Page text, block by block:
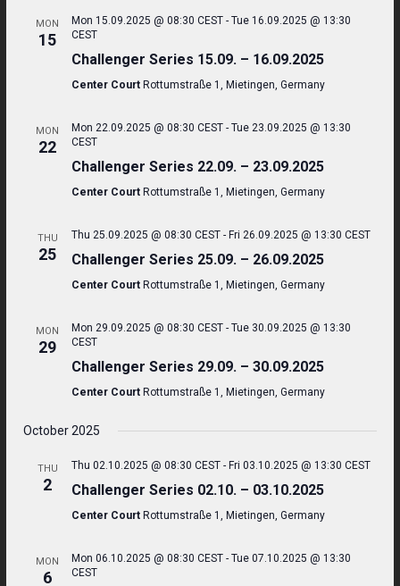
MON
15
Mon 15.09.2025 @ 08:30 CEST -Tue 16.09.2025 @ 13:30
CEST
Challenger Series 15.09. – 16.09.2025
Center Court Rottumstraße 1, Mietingen, Germany
MON
22
Mon 22.09.2025 @ 08:30 CEST -Tue 23.09.2025 @ 13:30
CEST
Challenger Series 22.09. – 23.09.2025
Center Court Rottumstraße 1, Mietingen, Germany
THU
25
Thu 25.09.2025 @ 08:30 CEST - Fri 26.09.2025 @ 13:30 CEST
Challenger Series 25.09. – 26.09.2025
Center Court Rottumstraße 1, Mietingen, Germany
MON
29
Mon 29.09.2025 @ 08:30 CEST -Tue 30.09.2025 @ 13:30
CEST
Challenger Series 29.09. – 30.09.2025
Center Court Rottumstraße 1, Mietingen, Germany
October 2025
THU
2
Thu 02.10.2025 @ 08:30 CEST - Fri 03.10.2025 @ 13:30 CEST
Challenger Series 02.10. – 03.10.2025
Center Court Rottumstraße 1, Mietingen, Germany
MON
6
Mon 06.10.2025 @ 08:30 CEST -Tue 07.10.2025 @ 13:30
CEST